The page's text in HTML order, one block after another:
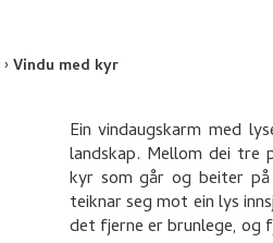
Vindu med kyr
Ein vindaugskarm med
landskap. Mellom dei
kyr som går og beiter
teiknar seg mot ein lys
det fjerne er brunlege, og